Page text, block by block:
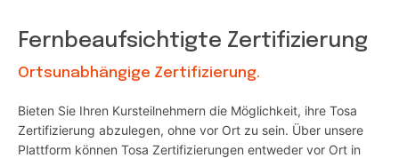
Fernbeaufsichtigte Zertifizierung
Ortsunabhängige Zertifizierung.
Bieten Sie Ihren Kursteilnehmern die Möglichkeit, ihre Tosa
Zertifizierung abzulegen, ohne vor Ort zu sein. Über unsere
Plattform können Tosa Zertifizierungen entweder vor Ort in